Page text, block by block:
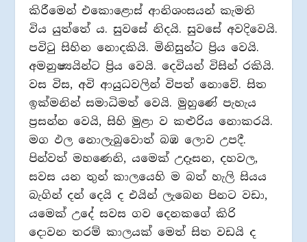
කිරීමෙන් එකොළොස් ආනිශංසයන් කැමති
විය යුත්තේ ය. සුවසේ නිදයි. සුවසේ අවදිවෙයි.
පවිටු සිහින නොදකියි. මිනිසුන්ට ප්‍රිය වෙයි.
අමනුෂ්‍යයින්ට ප්‍රිය වෙයි. දෙවියන් විසින් රකියි.
වස විස, අවි ආයුධවලින් විපත් නොවේ. සිත
ඉක්මනින් සමාධිමත් වෙයි. මුහුණේ පැහැය
ප්‍රසන්න වෙයි, සිහි මුළා ව කළුරිය නොකරයි.
මග ඵල නොලැබුවොත් බඹ ලොව උපදී.
පින්වත් මහණෙනි, යමෙක් උදෑසන, දහවල,
සවස යන තුන් කාලයෙහි ම බත් හැලි සියය
බැගින් දන් දෙයි ද එයින් ලැබෙන පිනට වඩා,
යමෙක් උදේ සවස ගව දෙනකගේ කිරි
දොවන තරම් කාලයක් මෙත් සිත වඩයි ද